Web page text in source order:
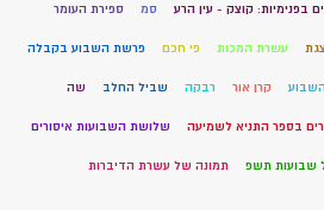
בפנימיות: קוצק - עין הרע סמ ספירת העומר
עשרת המכות פי חכם פרשת השבוע בקבלה
קרן אור רבקה שביל החלב שה
בספר התניא לשמיעה שלושת השבועות איסורים
שבועות תשפ תמונה של עשרת הדיברות